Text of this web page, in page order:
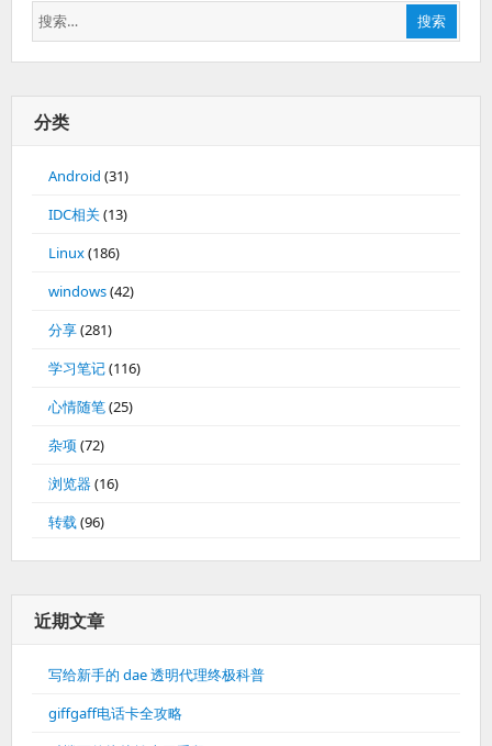
搜
索：
搜索
分类
Android (31)
IDC相关(13)
Linux(186)
windows(42)
分享(281)
学习笔记(116)
心情随笔(25)
杂项 (72)
浏览器(16)
转载(96)
近期文章
写给新手的 dae 透明代理终极科普
giffgaff电话卡全攻略